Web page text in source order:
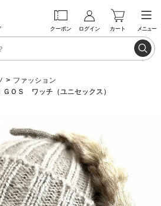
クーポン ログイン カート メニュー
ファッション
ＧＯＳ ワッチ（ユニセックス）